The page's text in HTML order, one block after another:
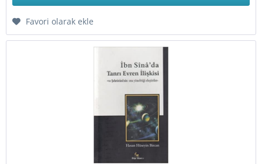
Favori olarak ekle